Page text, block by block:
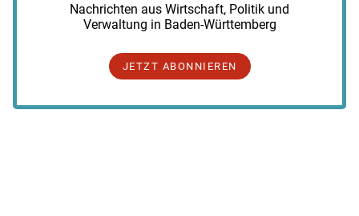
Nachrichten aus Wirtschaft, Politik und
Verwaltung in Baden-Württemberg
JETZT ABONNIEREN